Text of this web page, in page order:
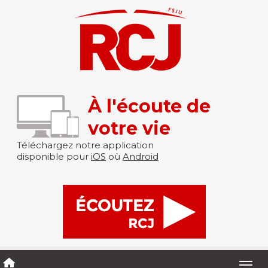
À l'écoute de
votre vie
Téléchargez notre application
disponible pour iOS où Android